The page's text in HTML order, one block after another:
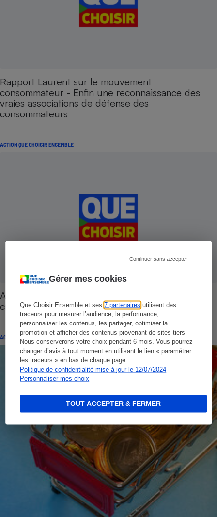
Gérer mes cookies
Que Choisir Ensemble et ses7 partenaires utilisent des
traceurs pour mesurer l’audience, la performance,
personnaliser les contenus, les partager, optimiser la
promotion et afficher des contenus provenant de sites tiers.
Nous conserverons votre choix pendant 6 mois. Vous pourrez
changer d’avis à tout moment en utilisant le lien « paramétrer
les traceurs » en bas de chaque page.
Politique de confidentialité mise à jour le 12/07/2024
Personnaliser mes choix
Continuer sans accepter
TOUT ACCEPTER & FERMER
Rapport Laurent sur le mouvement
consommateur - Enfin une reconnaissance des
vraies associations de défense des
consommateurs
ACTION QUE CHOISIR ENSEMBLE
Action de groupe - Le gouvernement n'est plus
crédible !
ACTION QUE CHOISIR ENSEMBLE